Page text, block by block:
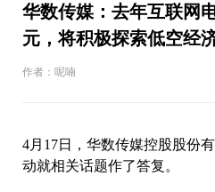
华数传媒：去年互联网
元，将积极探索低空经
作者：呢喃
4月17日，华数传媒控股股份
动就相关话题作了答复。